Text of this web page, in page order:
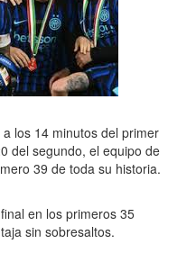
los 14 minutos del primer
del segundo, el equipo de
39 de toda su historia.
en los primeros 35
sin sobresaltos.